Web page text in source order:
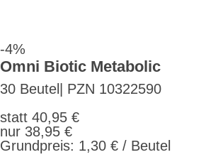
-4%
Omni Biotic Metabolic
30 Beutel| PZN 10322590
statt 40,95 €
nur 38,95 €
Grundpreis: 1,30 € / Beutel